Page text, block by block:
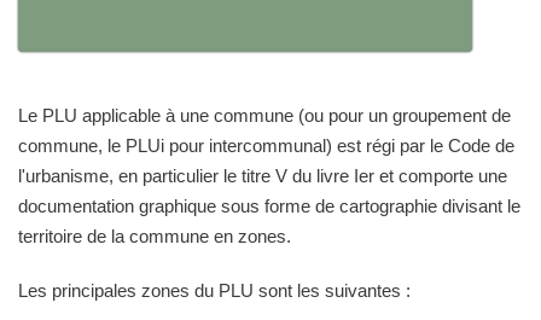
Le PLU applicable à une commune (ou pour un groupement de
commune, le PLUi pour intercommunal) est régi par le Code de
l'urbanisme, en particulier le titre V du livre Ier et comporte une
documentation graphique sous forme de cartographie divisant le
territoire de la commune en zones.
Les principales zones du PLU sont les suivantes :